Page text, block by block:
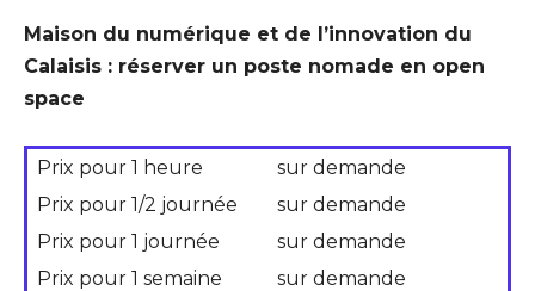
Maison du numérique et de l’innovation du
Calaisis : réserver un poste nomade en open
space
Prix pour 1 heure
sur demande
Prix pour 1/2 journée
sur demande
Prix pour 1 journée
sur demande
Prix pour 1 semaine
sur demande